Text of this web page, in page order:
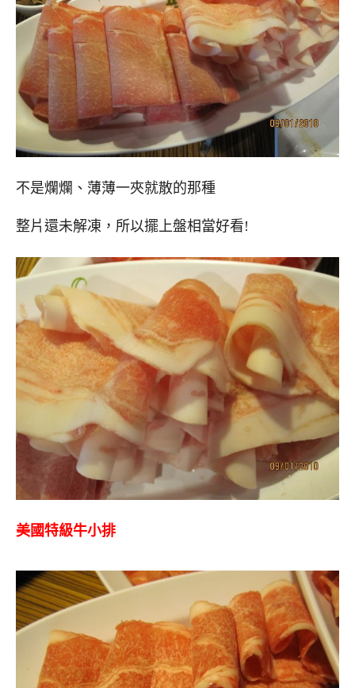
不是爛爛、薄薄一夾就散的那種
整片還未解凍，所以擺上盤相當好看!
美國特級牛小排